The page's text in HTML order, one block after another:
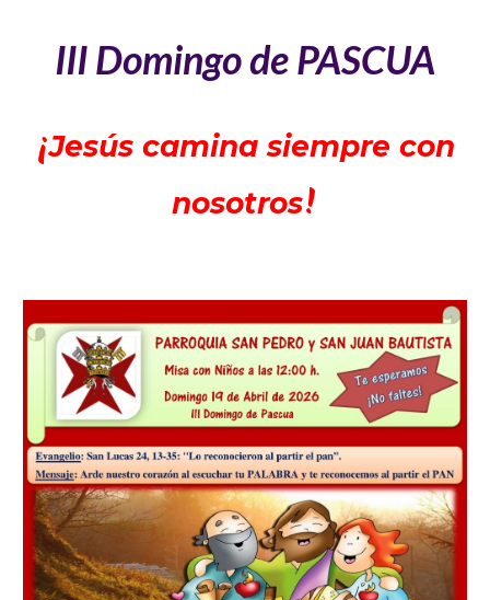
III Domingo de PASCUA
¡Jesús camina siempre con
nosotros!